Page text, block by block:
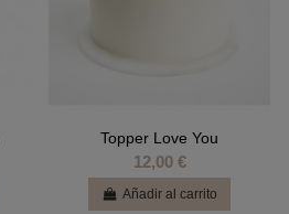
Topper Love You
12,00 €
Añadir al carrito